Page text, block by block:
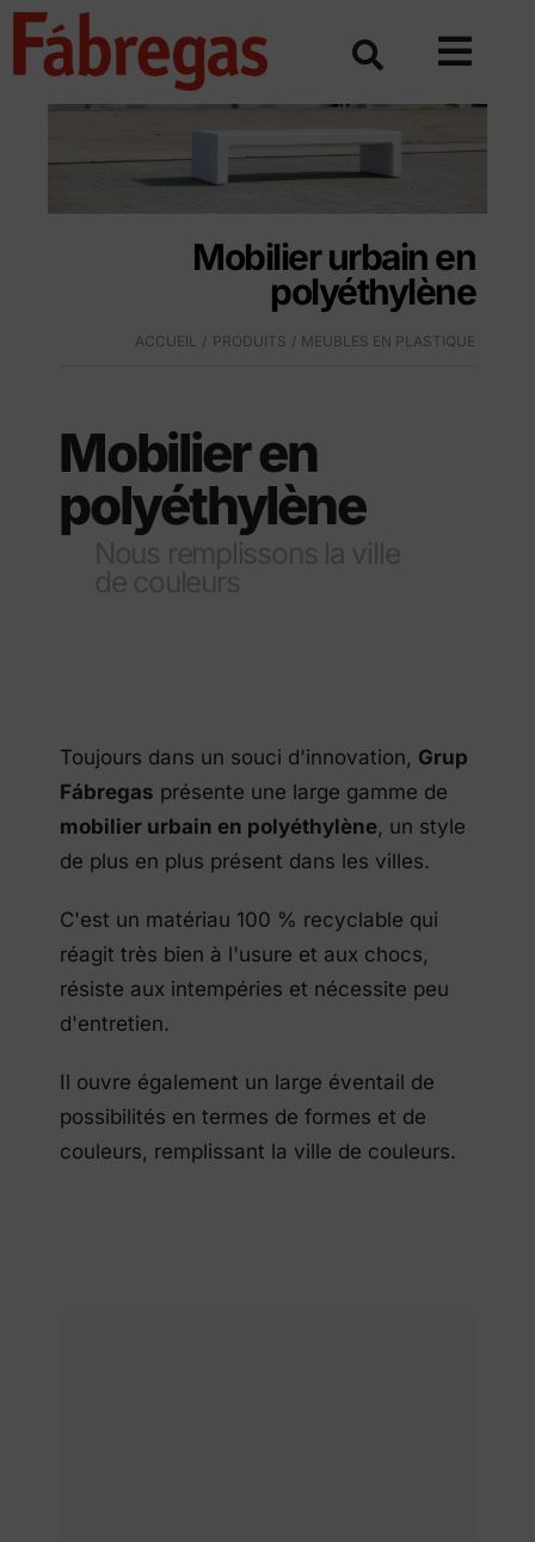
Skip
Mobilier urbain en
polyéthylène
ACCUEIL PRODUITS MEUBLES EN PLASTIQUE
Mobilier en
polyéthylène
Toujours dans un souci d'innovation, Grup
Fábregas présente une large gamme de
mobilier urbain en polyéthylène, un style
de plus en plus présent dans les villes.
C'est un matériau 100 % recyclable qui
réagit très bien à l'usure et aux chocs,
résiste aux intempéries et nécessite peu
d'entretien.
Il ouvre également un large éventail de
possibilités en termes de formes et de
couleurs, remplissant la ville de couleurs.